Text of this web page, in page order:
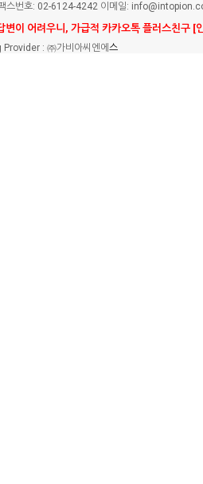
스번호: 02-6124-4242 이메일:
이 어려우니, 가급적 카카오톡 플러스친구 [
: ㈜가비아씨엔에 스